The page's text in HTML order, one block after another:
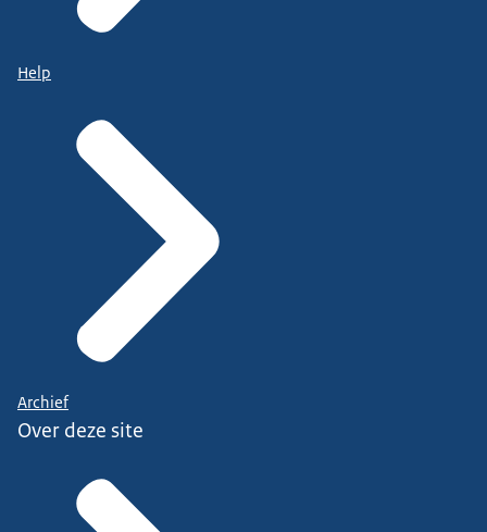
Help
Archief
Over deze site